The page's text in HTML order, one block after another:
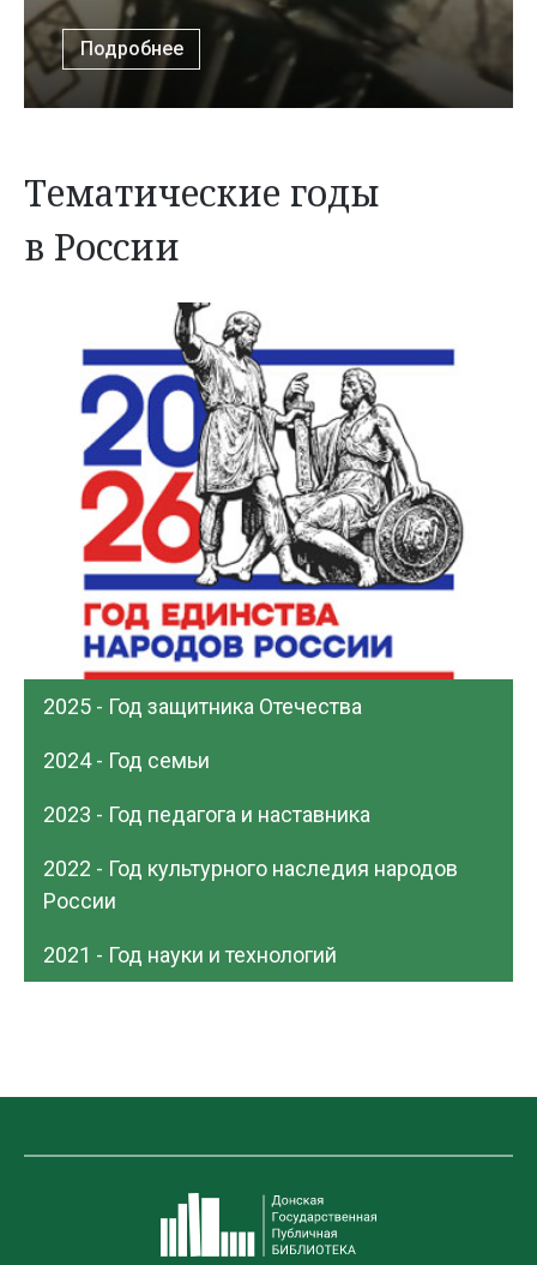
Подробнее
Тематические годы
в России
2025 - Год защитника Отечества
2024 - Год семьи
2023 - Год педагога и наставника
2022 - Год культурного наследия народов
России
2021 - Год науки и технологий